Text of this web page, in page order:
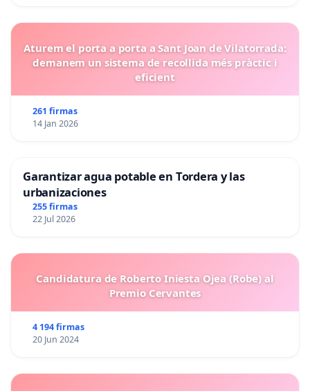
Aturem el porta a porta a Sant Joan de Vilatorrada:
demanem un sistema de recollida més pràctic i
eficient
261 firmas
14 Jan 2026
Garantizar agua potable en Tordera y las
urbanizaciones
255 firmas
22 Jul 2026
Candidatura de Roberto Iniesta Ojea (Robe) al
Premio Cervantes
4 194 firmas
20 Jun 2024